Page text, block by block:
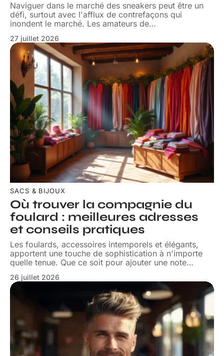
Naviguer dans le marché des sneakers peut être un
défi, surtout avec l'afflux de contrefaçons qui
inondent le marché. Les amateurs de…
27 juillet 2026
SACS & BIJOUX
Où trouver la compagnie du
foulard : meilleures adresses
et conseils pratiques
Les foulards, accessoires intemporels et élégants,
apportent une touche de sophistication à n'importe
quelle tenue. Que ce soit pour ajouter une note…
26 juillet 2026